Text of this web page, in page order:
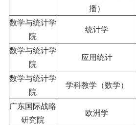
播）
数学与统计学
院
统计学
数学与统计学
院
应用统计
数学与统计学
院
学科教学（数学）
广东国际战略
研究院
欧洲学